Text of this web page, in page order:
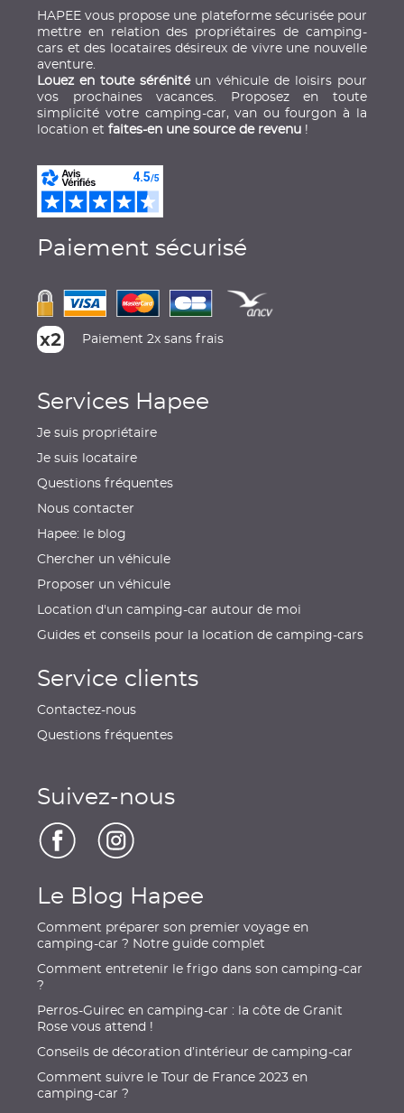
HAPEE vous propose une plateforme sécurisée pour
mettre en relation des propriétaires de camping-
cars et des locataires désireux de vivre une nouvelle
aventure.
Louez en toute sérénitéun véhicule de loisirs pour
vos prochaines vacances. Proposez en toute
simplicité votre camping-car, van ou fourgon à la
location etfaites-en une source de revenu !
Paiement sécurisé
Paiement 2x sans frais
Services Hapee
Je suis propriétaire
Je suis locataire
Questions fréquentes
Nous contacter
Hapee: le blog
Chercher un véhicule
Proposer un véhicule
Location d'un camping-car autour de moi
Guides et conseils pour la location de camping-cars
Service clients
Contactez-nous
Questions fréquentes
Suivez-nous
Le Blog Hapee
Comment préparer son premier voyage en
camping-car ? Notre guide complet
Comment entretenir le frigo dans son camping-car
?
Perros-Guirec en camping-car : la côte de Granit
Rose vous attend !
Conseils de décoration d’intérieur de camping-car
Comment suivre le Tour de France 2023 en
camping-car ?